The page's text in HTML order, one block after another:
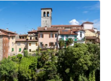
More